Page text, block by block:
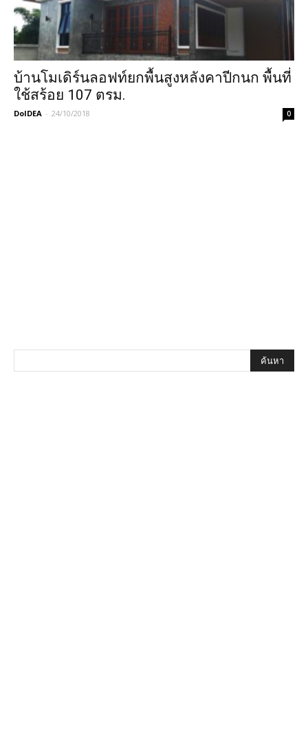
บ้านโมเดิร์นลอฟท์ยกพื้นสูงหลังคาปีกนก พื้นที่
ใช้สร้อย 107 ตรม.
DoIDEA - 24/10/2018 0